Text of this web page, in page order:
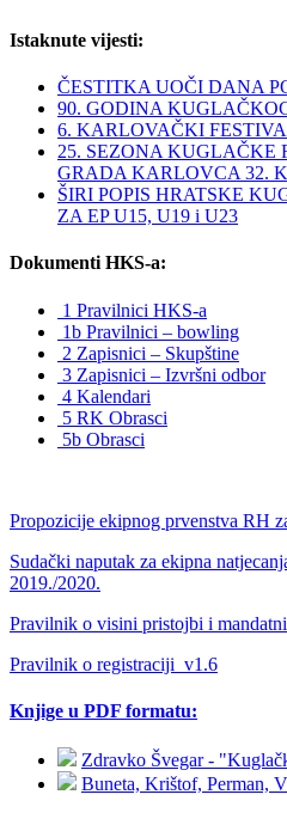
Istaknute vijesti:
ČESTITKA UOČI DANA
90. GODINA
6. KARLOVAČKI
25. SEZONA KUGLAČKE
GRADA KARLOVCA 32.
ŠIRI POPIS HRATSKE
ZA EP U15, U19 i U23
Dokumenti HKS-a:
1 Pravilnici HKS-a
1b Pravilnici – bowling
2 Zapisnici – Skupštine
3 Zapisnici – Izvršni odbor
4 Kalendari
5 RK Obrasci
5b Obrasci
Propozicije ekipnog prvenstva RH
Sudački naputak za ekipna
2019./2020.
Pravilnik o visini pristojbi i
Pravilnik o registraciji_v1.6
Knjige u PDF formatu:
Zdravko Švegar -
Buneta, Krištof, Perman,